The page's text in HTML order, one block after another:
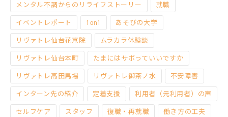
メンタル不調からのリライフストーリー 就職
イベントレポート 1on1 あそびの大学
リヴァトレ仙台花京院 ムラカラ体験談
リヴァトレ仙台本町 たまにはサボっていいですか
リヴァトレ高田馬場 リヴァトレ御茶ノ水 不安障害
インターン先の紹介 定着支援 利用者（元利用者）の声
セルフケア スタッフ 復職・再就職 働き方の工夫